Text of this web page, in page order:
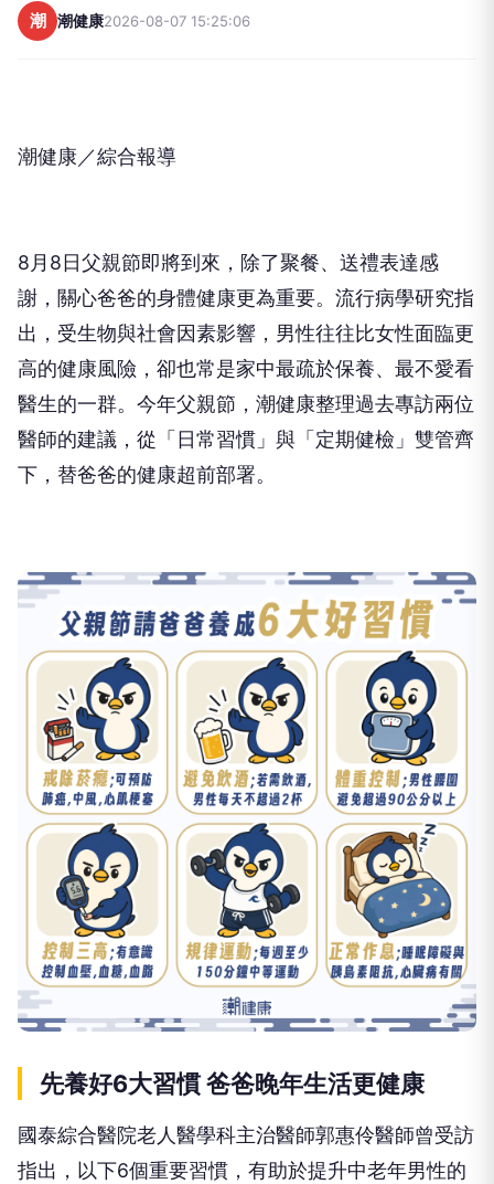
潮 潮健康2026-08-07 15:25:06
潮健康／綜合報導
8月8日父親節即將到來，除了聚餐、送禮表達感
謝，關心爸爸的身體健康更為重要。流行病學研究指
出，受生物與社會因素影響，男性往往比女性面臨更
高的健康風險，卻也常是家中最疏於保養、最不愛看
醫生的一群。今年父親節，潮健康整理過去專訪兩位
醫師的建議，從「日常習慣」與「定期健檢」雙管齊
下，替爸爸的健康超前部署。
先養好6大習慣 爸爸晚年生活更健康
國泰綜合醫院老人醫學科主治醫師郭惠伶醫師曾受訪
指出，以下6個重要習慣，有助於提升中老年男性的